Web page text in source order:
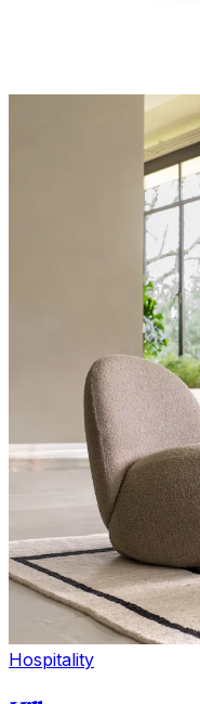
Hospitality